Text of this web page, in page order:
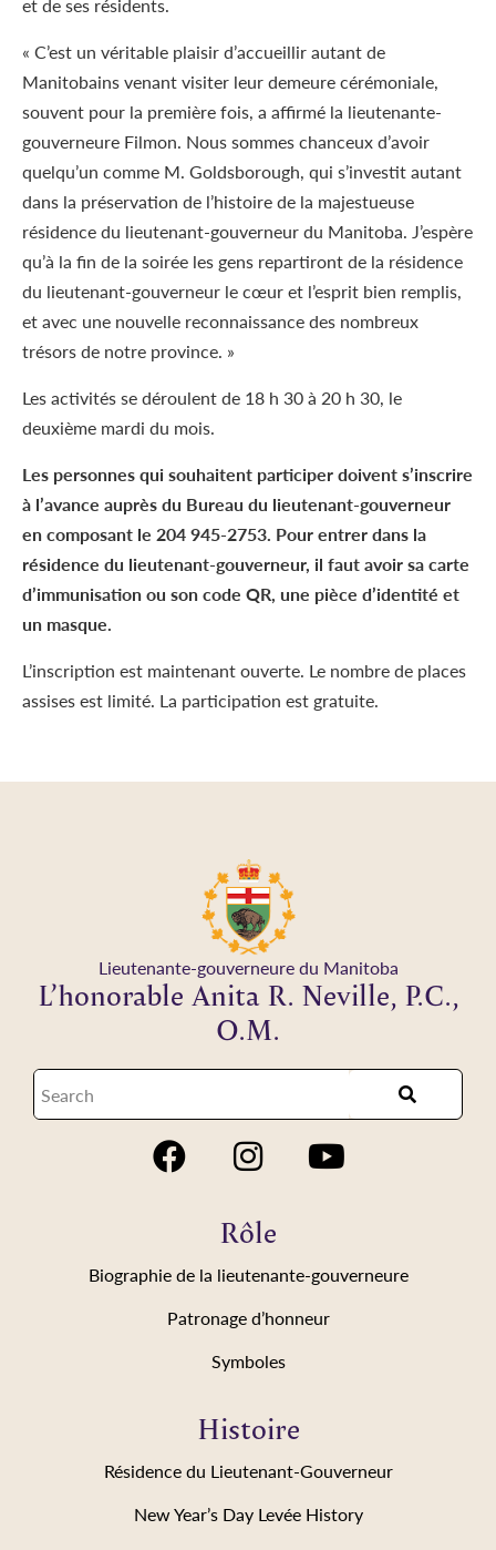
« C’est un véritable plaisir d’accueillir autant de
Manitobains venant visiter leur demeure cérémoniale,
souvent pour la première fois, a affirmé la lieutenante-
gouverneure Filmon. Nous sommes chanceux d’avoir
quelqu’un comme M. Goldsborough, qui s’investit autant
dans la préservation de l’histoire de la majestueuse
résidence du lieutenant-gouverneur du Manitoba. J’espère
qu’à la fin de la soirée les gens repartiront de la résidence
du lieutenant-gouverneur le cœur et l’esprit bien remplis,
et avec une nouvelle reconnaissance des nombreux
trésors de notre province. »
Les activités se déroulent de 18 h 30 à 20 h 30, le
deuxième mardi du mois.
Les personnes qui souhaitent participer doivent s’inscrire
à l’avance auprès du Bureau du lieutenant-gouverneur
en composant le 204 945-2753. Pour entrer dans la
résidence du lieutenant-gouverneur, il faut avoir sa carte
d’immunisation ou son code QR, une pièce d’identité et
un masque.
L’inscription est maintenant ouverte. Le nombre de places
assises est limité. La participation est gratuite.
Lieutenante-gouverneure du Manitoba
L’honorable Anita R. Neville, P.C.,
O.M.
Rôle
Biographie de la lieutenante-gouverneure
Patronage d’honneur
Symboles
Histoire
Résidence du Lieutenant-Gouverneur
New Year’s Day Levée History